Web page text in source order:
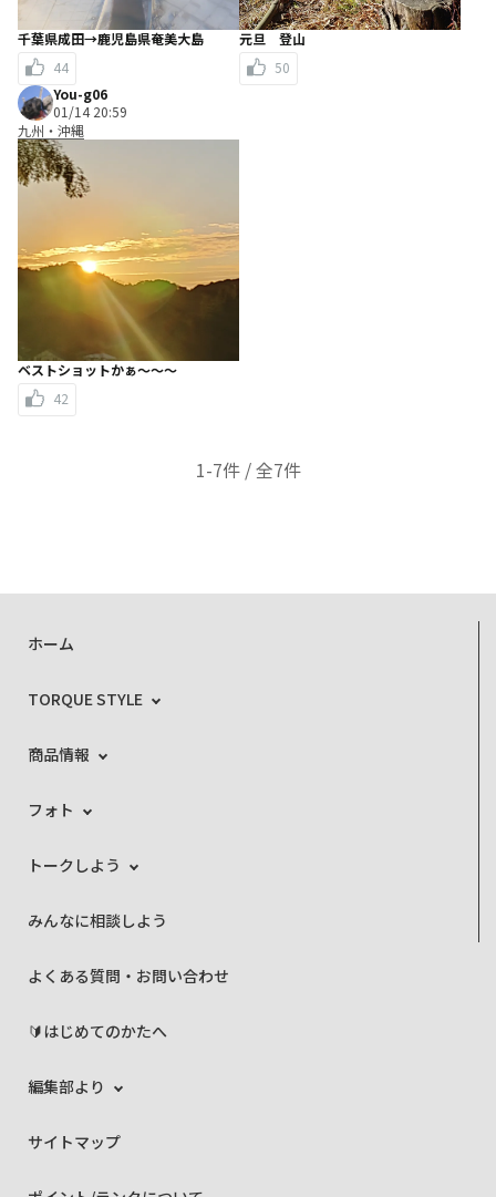
千葉県成田→鹿児島県奄美大島
44
元旦 登山
50
You-g06
01/14 20:59
九州・沖縄
ベストショットかぁ～～～
42
1-7件 / 全7件
ホーム
TORQUE STYLE
商品情報
フォト
トークしよう
みんなに相談しよう
よくある質問・お問い合わせ
🔰はじめてのかたへ
編集部より
サイトマップ